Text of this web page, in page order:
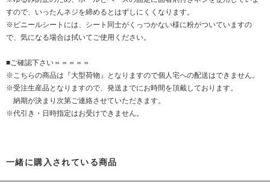
すので、いったんネジを締めるとはずしにくくなります。
※ビニールシートには、シート同士がくっつかない様に粉がついていますの
で、気になる場合は拭いてご使用ください。
■ご確認下さい＝＝＝＝＝
※こちらの商品は『大型荷物』となりますので個人宅への配送はできません。
※受注生産品となりますので、発送までにお時間を頂戴しております。
納期が決まり次第ご連絡させていただきます。
※代引き・日時指定はお受けできません。
一緒に購入されている商品